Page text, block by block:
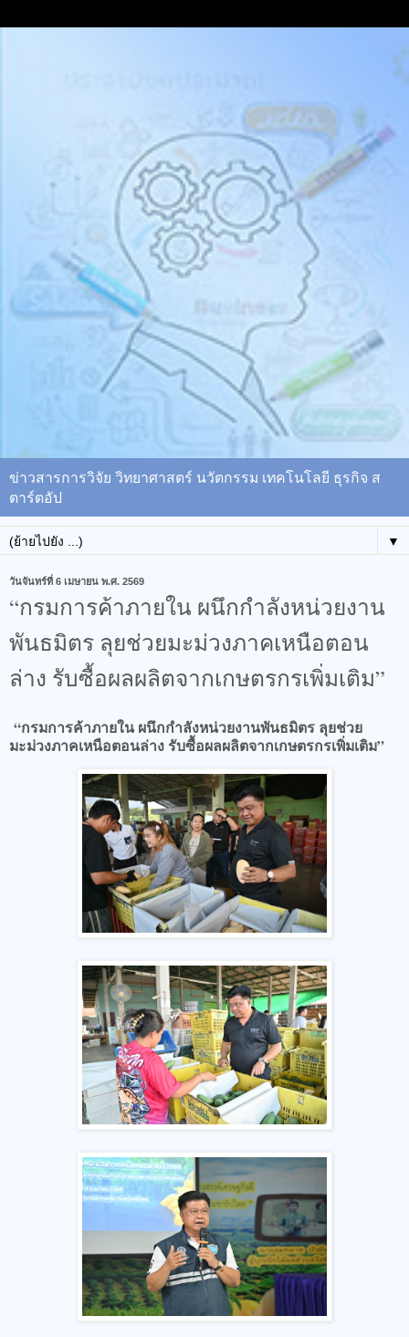
ข่าวสารการวิจัย วิทยาศาสตร์ นวัตกรรม เทคโนโลยี ธุรกิจ ส
ตาร์ตอัป
▼
วันจันทร์ที่ 6 เมษายน พ.ศ. 2569
“กรมการค้าภายใน ผนึกกำลังหน่วยงาน
พันธมิตร ลุยช่วยมะม่วงภาคเหนือตอน
ล่าง รับซื้อผลผลิตจากเกษตรกรเพิ่มเติม”
“กรมการค้าภายใน ผนึกกำลังหน่วยงานพันธมิตร ลุยช่วย
มะม่วงภาคเหนือตอนล่าง รับซื้อผลผลิตจากเกษตรกรเพิ่มเติม”